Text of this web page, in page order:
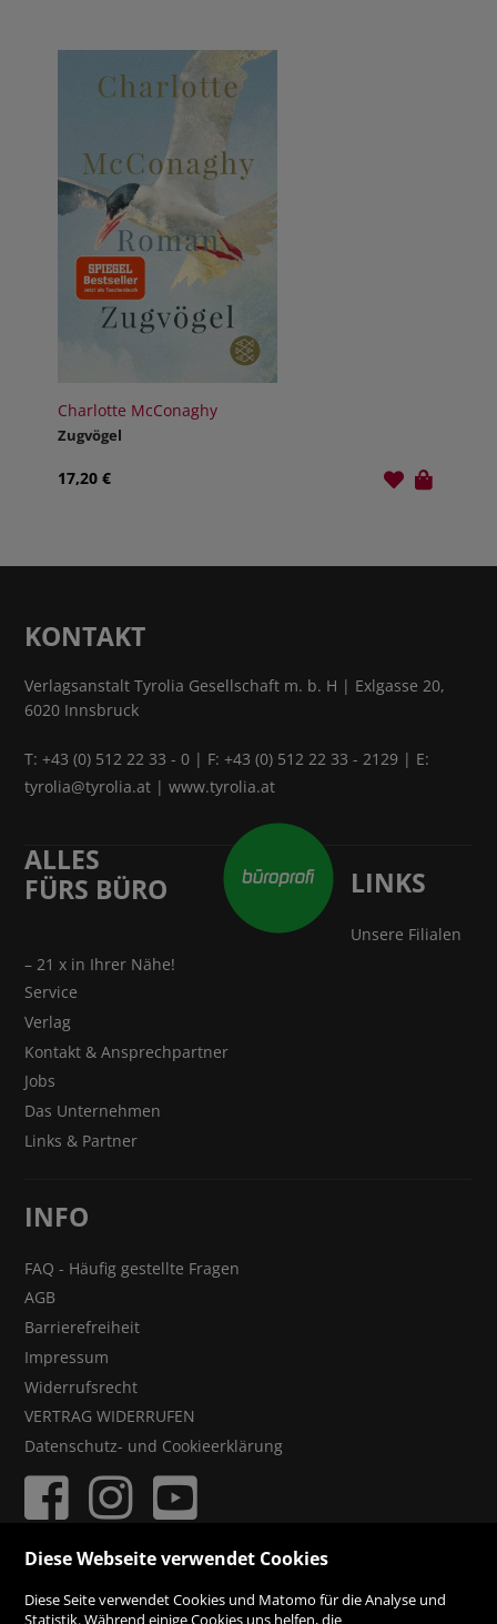
Charlotte McConaghy
Zugvögel
17,20 €
KONTAKT
Verlagsanstalt Tyrolia Gesellschaft m. b. H | Exlgasse 20,
6020 Innsbruck
T:+43 (0) 512 22 33 - 0 | F: +43 (0) 512 22 33 - 2129 | E:
tyrolia@tyrolia.at |www.tyrolia.at
ALLES
FÜRS BÜRO
LINKS
Unsere Filialen
– 21 x in Ihrer Nähe!
Service
Verlag
Kontakt & Ansprechpartner
Jobs
Das Unternehmen
Links & Partner
INFO
FAQ - Häufig gestellte Fragen
AGB
Barrierefreiheit
Impressum
Widerrufsrecht
VERTRAG WIDERRUFEN
Datenschutz- und Cookieerklärung
Diese Webseite verwendet Cookies
Diese Seite verwendet Cookies und Matomo für die Analyse und
Statistik. Während einige Cookies uns helfen, die